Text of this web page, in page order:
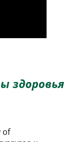
здоровья
of